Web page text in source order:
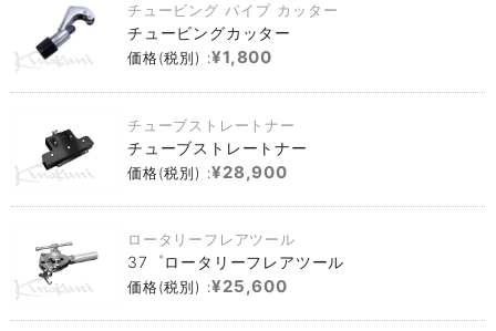
チュービング パイプ カッター
チュービングカッター
価格(税別) :¥1,800
チューブストレートナー
チューブストレートナー
価格(税別) :¥28,900
ロータリーフレアツール
37゜ロータリーフレアツール
価格(税別) :¥25,600